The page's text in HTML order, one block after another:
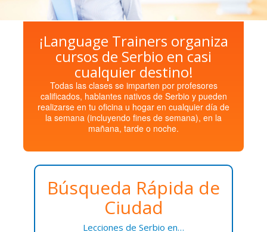
¡Language Trainers organiza
cursos de Serbio en casi
cualquier destino!
Todas las clases se imparten por profesores
calificados, hablantes nativos de Serbio y pueden
realizarse en tu oficina u hogar en cualquier día de
la semana (incluyendo fines de semana), en la
mañana, tarde o noche.
Búsqueda Rápida de
Ciudad
Lecciones de Serbio en…